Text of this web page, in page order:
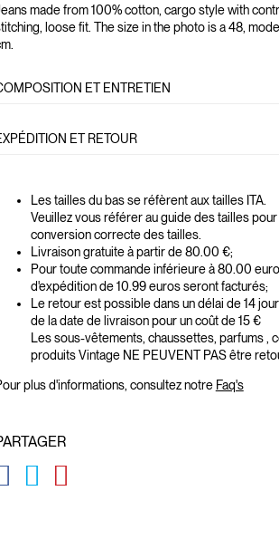
made from 100% cotton, cargo style with
loose fit. The size in the photo is a 48,
ET ENTRETIEN
ET RETOUR
Les tailles du bas se réfèrent aux tailles ITA.
Veuillez vous référer au guide des tailles pour
conversion correcte des tailles.
Livraison gratuite à partir de 80.00 €;
Pour toute commande inférieure à 80.00
d'expédition de 10.99 euros seront facturés;
Le retour est possible dans un délai de 14
de la date de livraison pour un coût de 15 €
Les sous-vêtements, chaussettes, parfums ,
produits Vintage NE PEUVENT PAS être
plus d'informations, consultez notre Faq's